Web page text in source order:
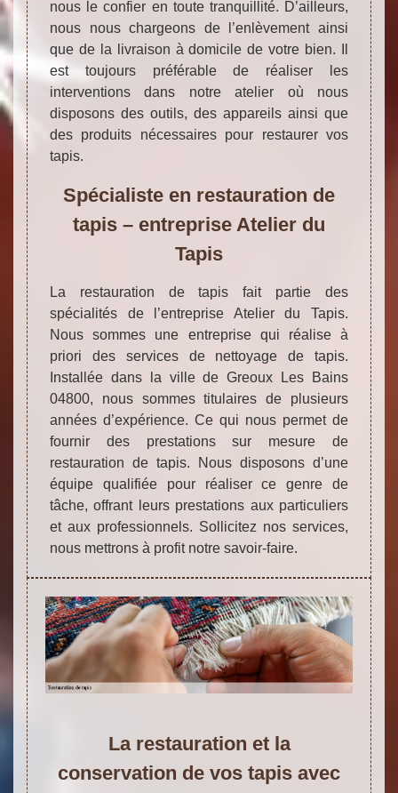
nous le confier en toute tranquillité. D’ailleurs,
nous nous chargeons de l’enlèvement ainsi
que de la livraison à domicile de votre bien. Il
est toujours préférable de réaliser les
interventions dans notre atelier où nous
disposons des outils, des appareils ainsi que
des produits nécessaires pour restaurer vos
tapis.
Spécialiste en restauration de
tapis – entreprise Atelier du
Tapis
La restauration de tapis fait partie des
spécialités de l’entreprise Atelier du Tapis.
Nous sommes une entreprise qui réalise à
priori des services de nettoyage de tapis.
Installée dans la ville de Greoux Les Bains
04800, nous sommes titulaires de plusieurs
années d’expérience. Ce qui nous permet de
fournir des prestations sur mesure de
restauration de tapis. Nous disposons d’une
équipe qualifiée pour réaliser ce genre de
tâche, offrant leurs prestations aux particuliers
et aux professionnels. Sollicitez nos services,
nous mettrons à profit notre savoir-faire.
La restauration et la
conservation de vos tapis avec